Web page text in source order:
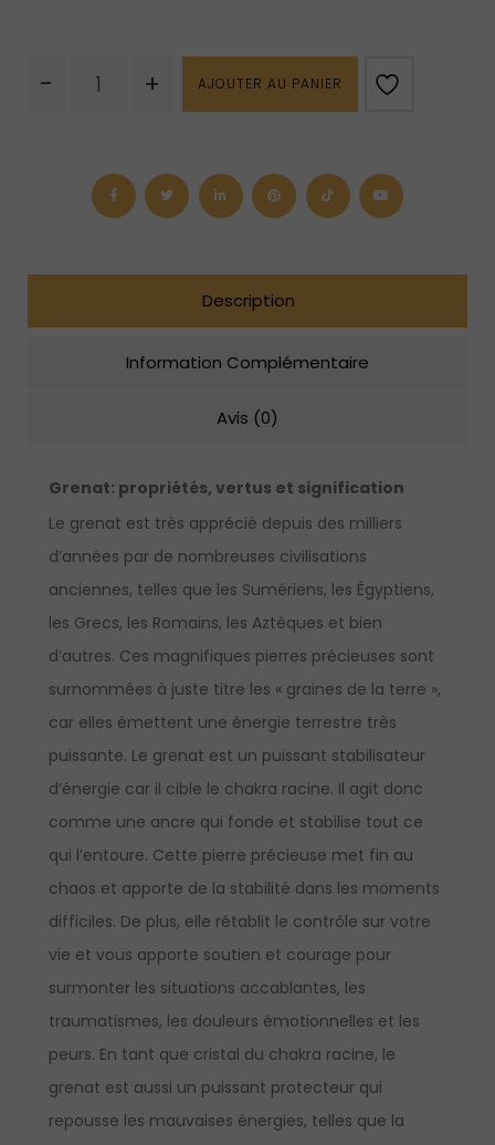
-
de
+ AJOUTER AU PANIER
Description
Information Complémentaire
Avis (0)
Grenat: propriétés, vertus et signification
Le grenat est très apprécié depuis des milliers
d’années par de nombreuses civilisations
anciennes, telles que les Sumériens, les Égyptiens,
les Grecs, les Romains, les Aztèques et bien
d’autres. Ces magnifiques pierres précieuses sont
surnommées à juste titre les « graines de la terre »,
car elles émettent une énergie terrestre très
puissante. Le grenat est un puissant stabilisateur
d’énergie car il cible le chakra racine. Il agit donc
comme une ancre qui fonde et stabilise tout ce
qui l’entoure. Cette pierre précieuse met fin au
chaos et apporte de la stabilité dans les moments
difficiles. De plus, elle rétablit le contrôle sur votre
vie et vous apporte soutien et courage pour
surmonter les situations accablantes, les
traumatismes, les douleurs émotionnelles et les
peurs. En tant que cristal du chakra racine, le
grenat est aussi un puissant protecteur qui
repousse les mauvaises énergies, telles que la